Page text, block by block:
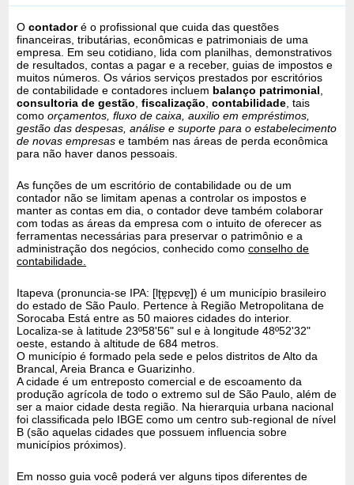
Ocontadoré o profissional que cuida das questões
financeiras, tributárias, econômicas e patrimoniais de uma
empresa. Em seu cotidiano, lida com planilhas, demonstrativos
de resultados, contas a pagar e a receber, guias de impostos e
muitos números. Os vários serviços prestados por escritórios
de contabilidade e contadores incluem balanço patrimonial
consultoria de gestão ,fiscalização ,contabilidade , tais
comoorçamentos, fluxo de caixa, auxilio em empréstimos,
gestão das despesas, análise e suporte para o estabelecimento
de novas empresas e também nas áreas de perda econômica
para não haver danos pessoais.
As funções de um escritório de contabilidade ou de um
contador não se limitam apenas a controlar os impostos e
manter as contas em dia, o contador deve também colaborar
com todas as áreas da empresa com o intuito de oferecer as
ferramentas necessárias para preservar o patrimônio e a
administração dos negócios, conhecido comoconselho de
contabilidade.
Itapeva (pronuncia-se IPA: [lʈɐ̯pɛvɐ̯]) é um município brasileiro
do estado de São Paulo. Pertence à Região Metropolitana de
Sorocaba Está entre as 50 maiores cidades do interior.
Localiza-se à latitude 23º58'56" sul e à longitude 48º52'32"
oeste, estando à altitude de 684 metros.
O município é formado pela sede e pelos distritos de Alto da
Brancal, Areia Branca e Guarizinho.
A cidade é um entreposto comercial e de escoamento da
produção agrícola de todo o extremo sul de São Paulo, além de
ser a maior cidade desta região. Na hierarquia urbana nacional
foi classificada pelo IBGE como um centro sub-regional de nível
B (são aquelas cidades que possuem influencia sobre
municípios próximos).
Em nosso guia você poderá ver alguns tipos diferentes de